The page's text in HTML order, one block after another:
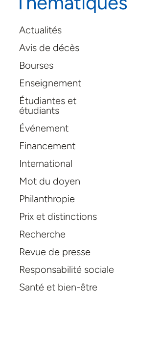
Actualités
Avis de décès
Bourses
Enseignement
Étudiantes et
étudiants
Événement
Financement
International
Mot du doyen
Philanthropie
Prix et distinctions
Recherche
Revue de presse
Responsabilité sociale
Santé et bien-être